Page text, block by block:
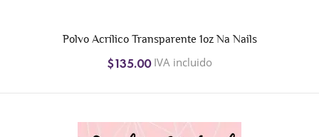
Polvo Acrílico Transparente 1oz Na Nails
$135.00IVA incluido